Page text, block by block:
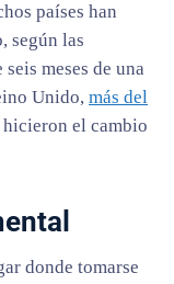
países han
según las
meses de una
Unido, más del
hicieron el cambio
donde tomarse